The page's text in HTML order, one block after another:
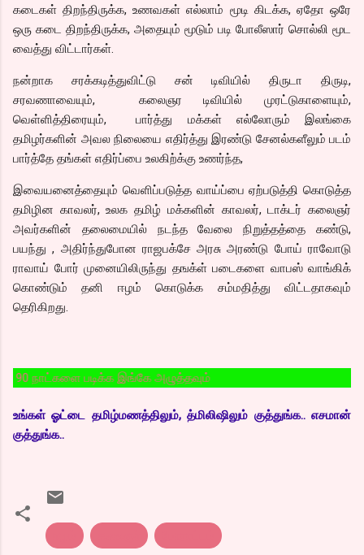
கடைகள் திறந்திருக்க, உணவகள் எல்லாம் மூடி கிடக்க, ஏதோ ஒரே
ஒரு கடை திறந்திருக்க, அதையும் மூடும் படி போலீஸார் சொல்லி மூட
வைத்து விட்டார்கள்.
நன்றாக சரக்கடித்துவிட்டு சன் டிவியில் திருடா திருடி,
சரவணாவையும், கலைஞர டிவியில் முரட்டுகாளையும்,
வெள்ளித்திரையும், பார்த்து மக்கள் எல்லோரும் இலங்கை
தமிழர்களின் அவல நிலையை எதிர்த்து இரண்டு சேனல்களீலும் படம்
பார்த்தே தங்கள் எதிர்ப்பை உலகிற்க்கு உணர்ந்த,
இவையனைத்தையும் வெளிப்படுத்த வாய்ப்பை ஏற்படுத்தி கொடுத்த
தமிழின காவலர், உலக தமிழ் மக்களின் காவலர், டாக்டர் கலைஞர்
அவர்களின் தலைமையில் நடந்த வேலை நிறுத்தத்தை கண்டு,
பயந்து , அதிர்ந்துபோன ராஜபக்சே அரசு அரண்டு போய் ராவோடு
ராவாய் போர் முனையிலிருந்து தஙக்ள் படைகளை வாபஸ் வாங்கிக்
கொண்டும் தனி ஈழம் கொடுக்க சம்மதித்து விட்டதாகவும்
தெரிகிறது.
படிக்க இங்கே அழுத்தவும்
உங்கள் ஓட்டை தமிழ்மணத்திலும், த்மிலிஷிலும் குத்துங்க.. எசமான்
குத்துங்க..